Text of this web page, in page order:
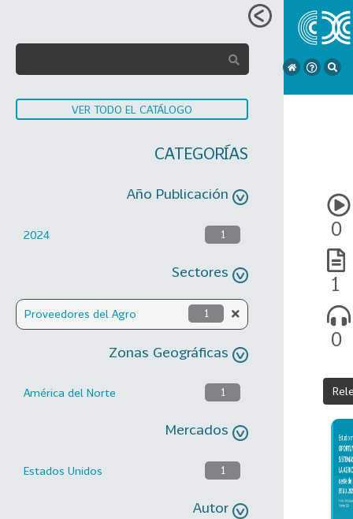
VER TODO EL CATÁLOGO
CATEGORÍAS
Año Publicación
2024 1
Sectores
Proveedores del Agro 1
Zonas Geográficas
América del Norte 1
Mercados
Estados Unidos 1
Autor
0
1
0